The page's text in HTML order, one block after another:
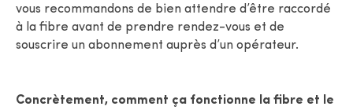
vous recommandons de bien attendre d’être raccordé
à la fibre avant de prendre rendez-vous et de
souscrire un abonnement auprès d’un opérateur.
Concrètement, comment ça fonctionne la fibre et le